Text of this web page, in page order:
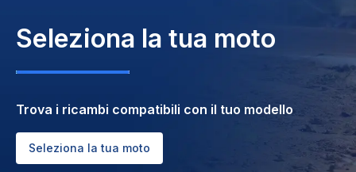
Seleziona la tua moto
Trova i ricambi compatibili con il tuo modello
Seleziona la tua moto